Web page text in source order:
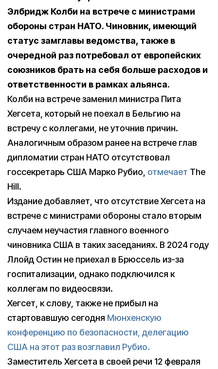
Элбридж Колби на встрече с министрами
обороны стран НАТО. Чиновник, имеющий
статус замглавы ведомства, также в
очередной раз потребовал от европейских
союзников брать на себя больше расходов и
ответственности в рамках альянса.
Колби на встрече заменил министра Пита
Хегсета, который не поехал в Бельгию на
встречу с коллегами, не уточнив причин.
Аналогичным образом ранее на встрече глав
дипломатии стран НАТО отсутствовал
госсекретарь США Марко Рубио, отмечает The
Hill.
Издание добавляет, что отсутствие Хегсета на
встрече с министрами обороны стало вторым
случаем неучастия главного военного
чиновника США в таких заседаниях. В 2024 году
Ллойд Остин не приехал в Брюссель из-за
госпитализации, однако подключился к
коллегам по видеосвязи.
Хегсет, к слову, также не прибыл на
стартовавшую сегодня Мюнхенскую
конференцию по безопасности, делегацию
США на этот раз возглавил Рубио.
Заместитель Хегсета в своей речи 12 февраля